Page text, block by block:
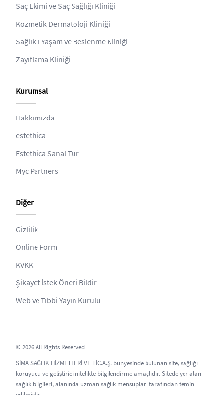
Saç Ekimi ve Saç Sağlığı Kliniği
Kozmetik Dermatoloji Kliniği
Sağlıklı Yaşam ve Beslenme Kliniği
Zayıflama Kliniği
Kurumsal
Hakkımızda
estethica
Estethica Sanal Tur
Myc Partners
Diğer
Gizlilik
Online Form
KVKK
Şikayet İstek Öneri Bildir
Web ve Tıbbi Yayın Kurulu
© 2026 All Rights Reserved
SİMA SAĞLIK HİZMETLERİ VE TİC.A.Ş. bünyesinde bulunan site, sağlığı
koruyucu ve geliştirici nitelikte bilgilendirme amaçlıdır. Sitede yer alan
sağlık bilgileri, alanında uzman sağlık mensupları tarafından temin